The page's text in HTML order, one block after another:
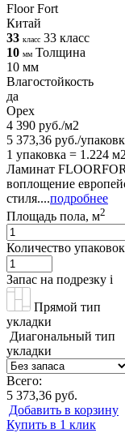
Floor Fort
Китай
33 класс 33 класс
10 мм Толщина
10 мм
Влагостойкость
да
Орех
4 390 руб./м2
5 373,36 руб./
1 упаковка = 1.224 м2
Ламинат
воплощение
стиля....подробнее
Площадь пола, м2
Количество
Запас на подрезку i
Прямой тип
укладки
Диагональный тип
укладки
Всего:
5 373,36 руб.
Добавить в корзину
Купить в 1 клик